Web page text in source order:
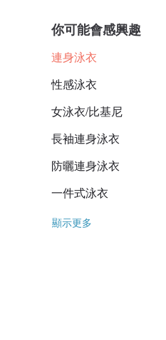
你可能會感興趣
連身泳衣
性感泳衣
女泳衣/比基尼
長袖連身泳衣
防曬連身泳衣
一件式泳衣
顯示更多